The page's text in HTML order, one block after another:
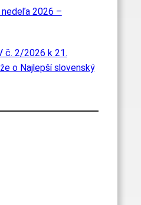
2026 –
č. 2/2026 k 21.
o Najlepší slovenský